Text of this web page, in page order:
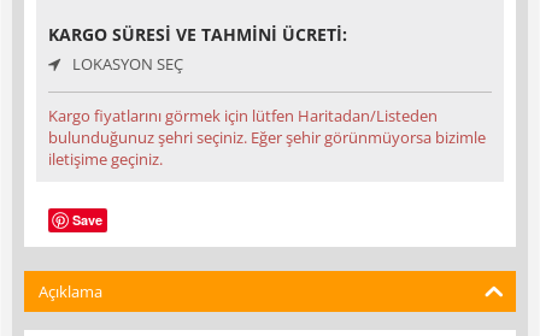
KARGO SÜRESI VE TAHMINI ÜCRETI:
LOKASYON SEÇ
Kargo fiyatlarını görmek için lütfen Haritadan/Listeden
bulunduğunuz şehri seçiniz. Eğer şehir görünmüyorsa bizimle
iletişime geçiniz.
Save
Açıklama